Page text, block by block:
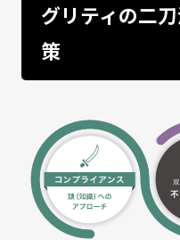
グリティの二
策